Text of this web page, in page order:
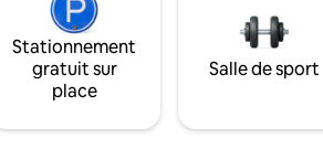
Stationnement
gratuit sur
place
Salle de sport